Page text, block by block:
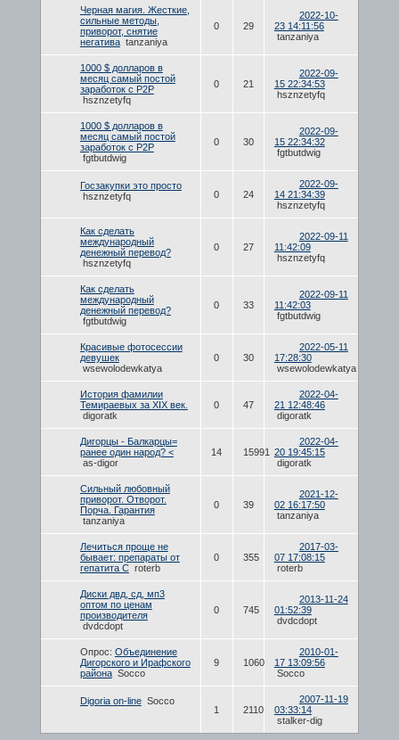
Черная магия. Жесткие,
сильные методы,
приворот, снятие
негатива tanzaniya
0 29
2022-10-
23 14:11:56
tanzaniya
1000 $ долларов в
месяц самый постой
заработок с P2P
hsznzetyfq
0 21
2022-09-
15 22:34:53
hsznzetyfq
1000 $ долларов в
месяц самый постой
заработок с P2P
fgtbutdwig
0 30
2022-09-
15 22:34:32
fgtbutdwig
Госзакупки это просто
hsznzetyfq
0 24
2022-09-
14 21:34:39
hsznzetyfq
Как сделать
международный
денежный перевод?
hsznzetyfq
0 27
2022-09-11
11:42:09
hsznzetyfq
Как сделать
международный
денежный перевод?
fgtbutdwig
0 33
2022-09-11
11:42:03
fgtbutdwig
Красивые фотосессии
девушек
wsewolodewkatya
0 30
2022-05-11
17:28:30
wsewolodewkatya
История фамилии
Темираевых за XIX век.
digoratk
0 47
2022-04-
21 12:48:46
digoratk
Дигорцы - Балкарцы=
ранее один народ? <
as-digor
14 15991
2022-04-
20 19:45:15
digoratk
Сильный любовный
приворот. Отворот.
Порча. Гарантия
tanzaniya
0 39
2021-12-
02 16:17:50
tanzaniya
Лечиться проще не
бывает: препараты от
гепатита С roterb
0 355
2017-03-
07 17:08:15
roterb
Диски двд, сд, мп3
оптом по ценам
производителя
dvdcdopt
0 745
2013-11-24
01:52:39
dvdcdopt
Опрос: Объединение
Дигорского и Ирафского
района Socco
9 1060
2010-01-
17 13:09:56
Socco
Digoria on-line Socco
1
2110
2007-11-19
03:33:14
stalker-dig